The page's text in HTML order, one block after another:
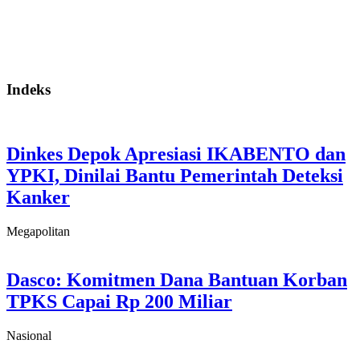
Indeks
Dinkes Depok Apresiasi IKABENTO dan
YPKI, Dinilai Bantu Pemerintah Deteksi
Kanker
Megapolitan
Dasco: Komitmen Dana Bantuan Korban
TPKS Capai Rp 200 Miliar
Nasional